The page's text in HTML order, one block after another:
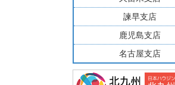
諫早支店
鹿児島支店
名古屋支店